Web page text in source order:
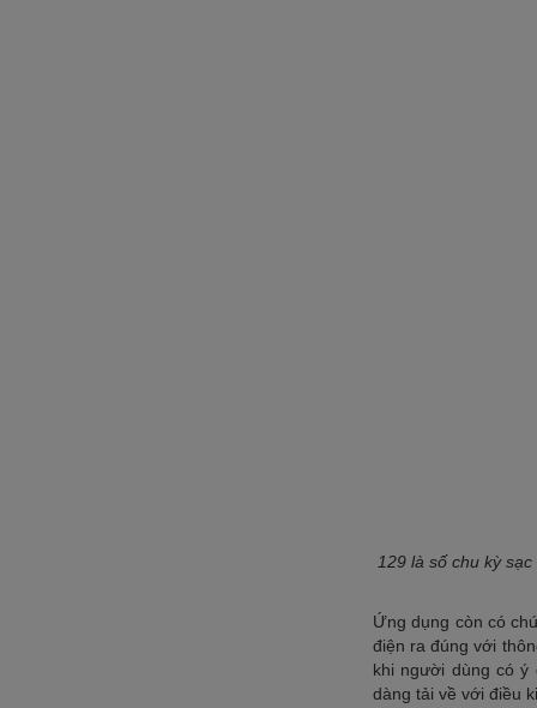
129 là số chu kỳ
Ứng dụng còn có
điện ra đúng với
khi người dùng có
dàng tải về với điều